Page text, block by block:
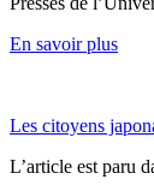
En savoir plus
Les citoyens
L’article est paru